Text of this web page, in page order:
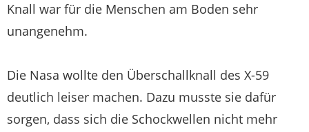
Knall war für die Menschen am Boden sehr
unangenehm.
Die Nasa wollte den Überschallknall des X-59
deutlich leiser machen. Dazu musste sie dafür
sorgen, dass sich die Schockwellen nicht mehr